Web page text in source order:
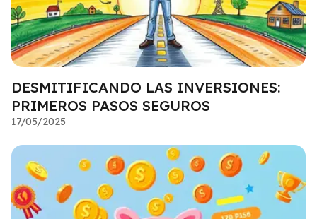
DESMITIFICANDO LAS INVERSIONES:
PRIMEROS PASOS SEGUROS
17/05/2025